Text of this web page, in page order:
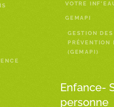
VOTRE
GEMAPI
GESTION
PRÉVENTION
(GEMAPI)
Enfance-
personne